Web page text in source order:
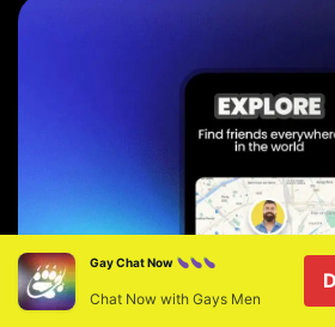
Gay Chat Now
Chat Now with Gays Men